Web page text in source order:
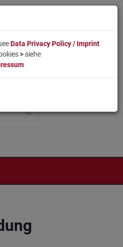
Data Privacy Policy / Imprint
>siehe